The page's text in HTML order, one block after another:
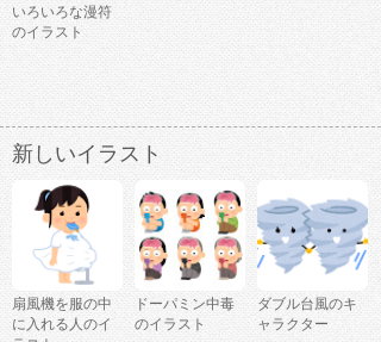
いろいろな漫符
のイラスト
新しいイラスト
扇風機を服の中
に入れる人のイ
ドーパミン中毒
のイラスト
ダブル台風のキ
ャラクター